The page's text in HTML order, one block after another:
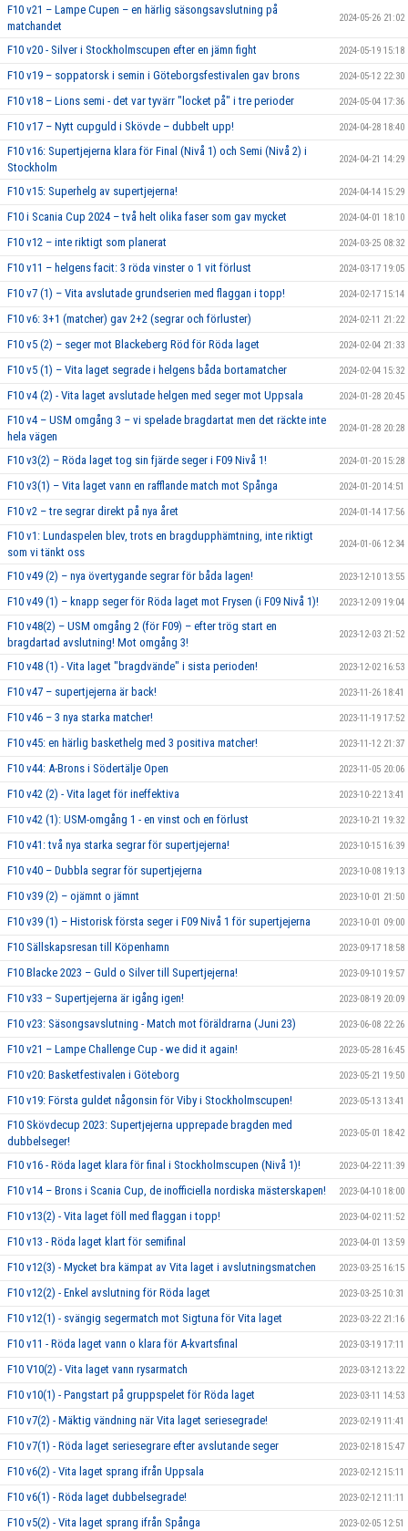
F10 v21 – Lampe Cupen – en härlig säsongsavslutning på
matchandet
2024-05-26 21:02
F10 v20 - Silver i Stockholmscupen efter en jämn fight 2024-05-19 15:18
F10 v19 – soppatorsk i semin i Göteborgsfestivalen gav brons 2024-05-12 22:30
F10 v18 – Lions semi - det var tyvärr "locket på" i tre perioder 2024-05-04 17:36
F10 v17 – Nytt cupguld i Skövde – dubbelt upp! 2024-04-28 18:40
F10 v16: Supertjejerna klara för Final (Nivå 1) och Semi (Nivå 2) i
Stockholm
2024-04-21 14:29
F10 v15: Superhelg av supertjejerna! 2024-04-14 15:29
F10 i Scania Cup 2024 – två helt olika faser som gav mycket 2024-04-01 18:10
F10 v12 – inte riktigt som planerat 2024-03-25 08:32
F10 v11 – helgens facit: 3 röda vinster o 1 vit förlust 2024-03-17 19:05
F10 v7 (1) – Vita avslutade grundserien med flaggan i topp! 2024-02-17 15:14
F10 v6: 3+1 (matcher) gav 2+2 (segrar och förluster) 2024-02-11 21:22
F10 v5 (2) – seger mot Blackeberg Röd för Röda laget 2024-02-04 21:33
F10 v5 (1) – Vita laget segrade i helgens båda bortamatcher 2024-02-04 15:32
F10 v4 (2) - Vita laget avslutade helgen med seger mot Uppsala 2024-01-28 20:45
F10 v4 – USM omgång 3 – vi spelade bragdartat men det räckte inte
hela vägen
2024-01-28 20:28
F10 v3(2) – Röda laget tog sin fjärde seger i F09 Nivå 1! 2024-01-20 15:28
F10 v3(1) – Vita laget vann en rafflande match mot Spånga 2024-01-20 14:51
F10 v2 – tre segrar direkt på nya året 2024-01-14 17:56
F10 v1: Lundaspelen blev, trots en bragdupphämtning, inte riktigt
som vi tänkt oss
2024-01-06 12:34
F10 v49 (2) – nya övertygande segrar för båda lagen! 2023-12-10 13:55
F10 v49 (1) – knapp seger för Röda laget mot Frysen (i F09 Nivå 1)! 2023-12-09 19:04
F10 v48(2) – USM omgång 2 (för F09) – efter trög start en
bragdartad avslutning! Mot omgång 3!
2023-12-03 21:52
F10 v48 (1) - Vita laget "bragdvände" i sista perioden! 2023-12-02 16:53
F10 v47 – supertjejerna är back! 2023-11-26 18:41
F10 v46 – 3 nya starka matcher! 2023-11-19 17:52
F10 v45: en härlig baskethelg med 3 positiva matcher! 2023-11-12 21:37
F10 v44: A-Brons i Södertälje Open 2023-11-05 20:06
F10 v42 (2) - Vita laget för ineffektiva 2023-10-22 13:41
F10 v42 (1): USM-omgång 1 - en vinst och en förlust 2023-10-21 19:32
F10 v41: två nya starka segrar för supertjejerna! 2023-10-15 16:39
F10 v40 – Dubbla segrar för supertjejerna 2023-10-08 19:13
F10 v39 (2) – ojämnt o jämnt 2023-10-01 21:50
F10 v39 (1) – Historisk första seger i F09 Nivå 1 för supertjejerna 2023-10-01 09:00
F10 Sällskapsresan till Köpenhamn 2023-09-17 18:58
F10 Blacke 2023 – Guld o Silver till Supertjejerna! 2023-09-10 19:57
F10 v33 – Supertjejerna är igång igen! 2023-08-19 20:09
F10 v23: Säsongsavslutning - Match mot föräldrarna (Juni 23) 2023-06-08 22:26
F10 v21 – Lampe Challenge Cup - we did it again! 2023-05-28 16:45
F10 v20: Basketfestivalen i Göteborg 2023-05-21 19:50
F10 v19: Första guldet någonsin för Viby i Stockholmscupen! 2023-05-13 13:41
F10 Skövdecup 2023: Supertjejerna upprepade bragden med
dubbelseger!
2023-05-01 18:42
F10 v16 - Röda laget klara för final i Stockholmscupen (Nivå 1)! 2023-04-22 11:39
F10 v14 – Brons i Scania Cup, de inofficiella nordiska mästerskapen! 2023-04-10 18:00
F10 v13(2) - Vita laget föll med flaggan i topp! 2023-04-02 11:52
F10 v13 - Röda laget klart för semifinal 2023-04-01 13:59
F10 v12(3) - Mycket bra kämpat av Vita laget i avslutningsmatchen 2023-03-25 16:15
F10 v12(2) - Enkel avslutning för Röda laget 2023-03-25 10:31
F10 v12(1) - svängig segermatch mot Sigtuna för Vita laget 2023-03-22 21:16
F10 v11 - Röda laget vann o klara för A-kvartsfinal 2023-03-19 17:11
F10 V10(2) - Vita laget vann rysarmatch 2023-03-12 13:22
F10 v10(1) - Pangstart på gruppspelet för Röda laget 2023-03-11 14:53
F10 v7(2) - Mäktig vändning när Vita laget seriesegrade! 2023-02-19 11:41
F10 v7(1) - Röda laget seriesegrare efter avslutande seger 2023-02-18 15:47
F10 v6(2) - Vita laget sprang ifrån Uppsala 2023-02-12 15:11
F10 v6(1) - Röda laget dubbelsegrade! 2023-02-12 11:11
F10 v5(2) - Vita laget sprang ifrån Spånga 2023-02-05 12:51